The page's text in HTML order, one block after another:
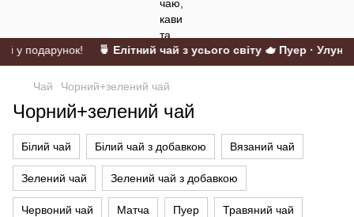
у подарунок! 🍵 Елітний чай з усього світу 🫖 Пуер · Улун
Чай Чорний+зелений чай
Чорний+зелений чай
Білий чай Білий чай з добавкою Вязаний чай
Зелений чай Зелений чай з добавкою
Червоний чай Матча Пуер Травяний чай